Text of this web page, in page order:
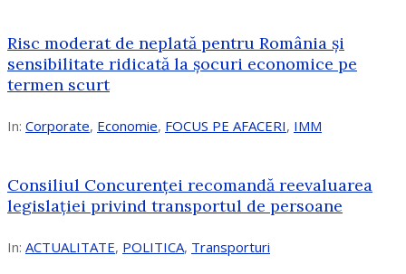
Risc moderat de neplată pentru România și
sensibilitate ridicată la șocuri economice pe
termen scurt
In: Corporate, Economie, FOCUS PE AFACERI, IMM
Consiliul Concurenței recomandă reevaluarea
legislației privind transportul de persoane
In: ACTUALITATE, POLITICA, Transporturi